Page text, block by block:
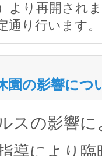
より再開され
通り行います。
園の影響につ
スの影響
導により